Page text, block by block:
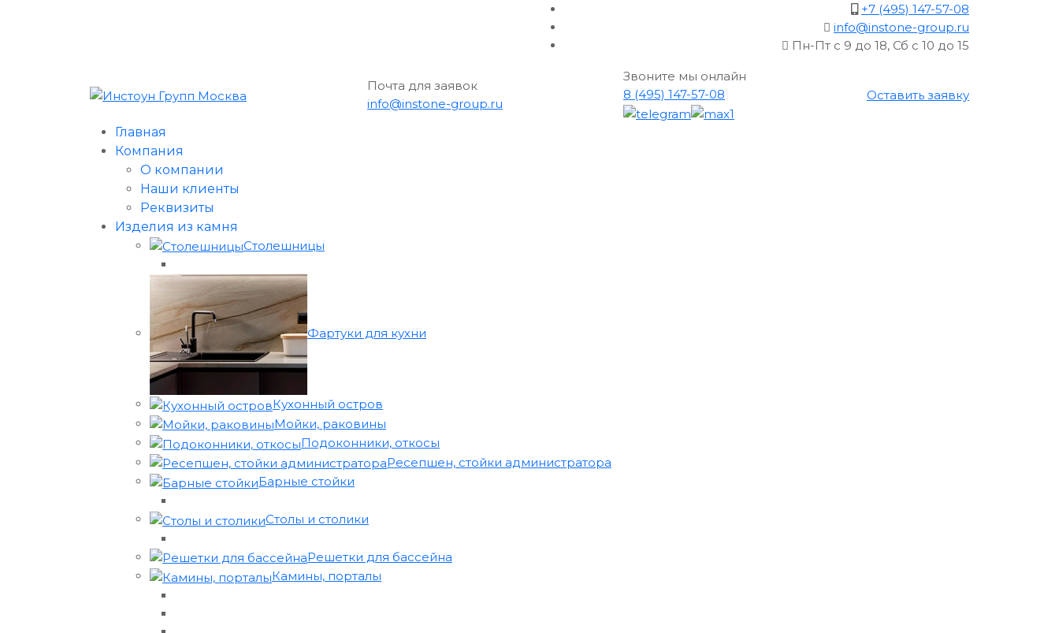
+7 (495) 147-57-08
info@instone-group.ru
Пн-Пт с 9 до 18, Сб с 10 до 15
Почта для заявок
info@instone-group.ru
Звоните мы онлайн
8 (495) 147-57-08
Оставить заявку
Главная
Компания
О компании
Наши клиенты
Реквизиты
Изделия из камня
Столешницы
Фартуки для кухни
Кухонный остров
Мойки, раковины
Подоконники, откосы
Ресепшен, стойки администратора
Барные стойки
Столы и столики
Решетки для бассейна
Камины, порталы​​​